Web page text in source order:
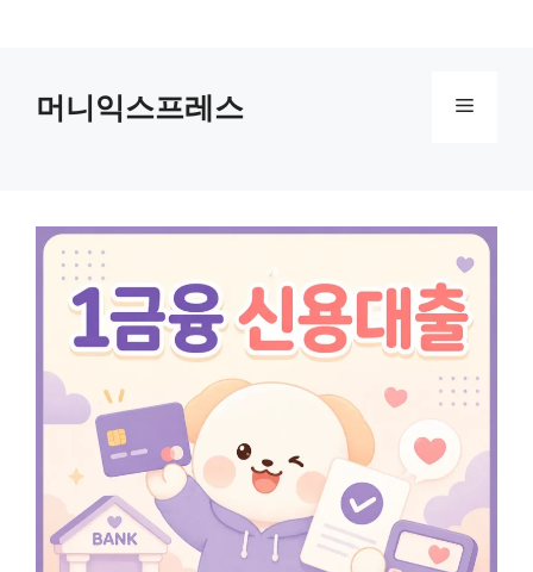
머니익스프레스 메